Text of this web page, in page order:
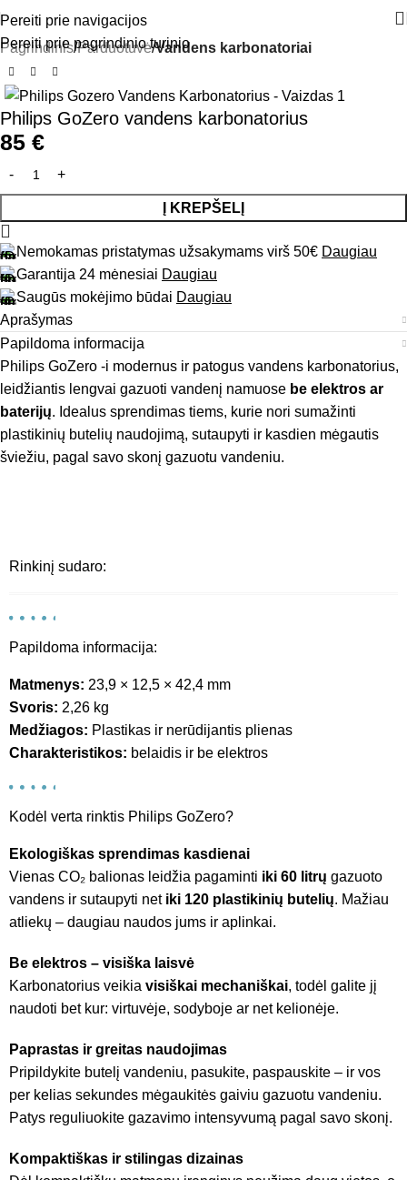
Pereiti prie navigacijos
Pereiti prie pagrindinio turinio
Pagrindinis Parduotuvė Vandens karbonatoriai
Philips GoZero vandens karbonatorius
85 €
Į KREPŠELĮ
Nemokamas pristatymas užsakymams virš 50€ Daugiau
Garantija 24 mėnesiai Daugiau
Saugūs mokėjimo būdai Daugiau
Aprašymas
Papildoma informacija
Philips GoZero -i modernus ir patogus vandens karbonatorius,
leidžiantis lengvai gazuoti vandenį namuose be elektros ar
baterijų. Idealus sprendimas tiems, kurie nori sumažinti
plastikinių butelių naudojimą, sutaupyti ir kasdien mėgautis
šviežiu, pagal savo skonį gazuotu vandeniu.
Rinkinį sudaro:
Papildoma informacija:
Matmenys: 23,9 × 12,5 × 42,4 mm
Svoris: 2,26 kg
Medžiagos: Plastikas ir nerūdijantis plienas
Charakteristikos: belaidis ir be elektros
Kodėl verta rinktis Philips GoZero?
Ekologiškas sprendimas kasdienai
Vienas CO₂ balionas leidžia pagaminti iki 60 litrų gazuoto
vandens ir sutaupyti net iki 120 plastikinių butelių. Mažiau
atliekų – daugiau naudos jums ir aplinkai.
Be elektros – visiška laisvė
Karbonatorius veikia visiškai mechaniškai, todėl galite jį
naudoti bet kur: virtuvėje, sodyboje ar net kelionėje.
Paprastas ir greitas naudojimas
Pripildykite butelį vandeniu, pasukite, paspauskite – ir vos
per kelias sekundes mėgaukitės gaiviu gazuotu vandeniu.
Patys reguliuokite gazavimo intensyvumą pagal savo skonį.
Kompaktiškas ir stilingas dizainas